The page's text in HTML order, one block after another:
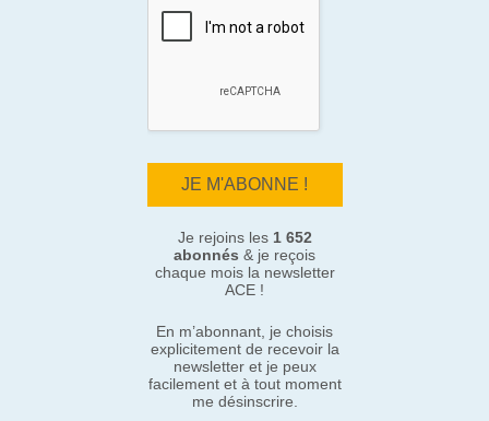
Je rejoins les 1 652
abonnés & je reçois
chaque mois la newsletter
ACE !
En m’abonnant, je choisis
explicitement de recevoir la
newsletter et je peux
facilement et à tout moment
me désinscrire.